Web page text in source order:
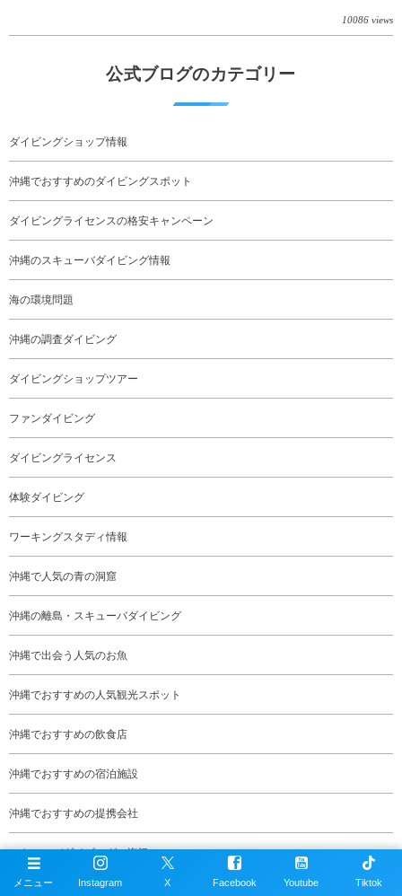
10086 views
公式ブログのカテゴリー
ダイビングショップ情報
沖縄でおすすめのダイビングスポット
ダイビングライセンスの格安キャンペーン
沖縄のスキューバダイビング情報
海の環境問題
沖縄の調査ダイビング
ダイビングショップツアー
ファンダイビング
ダイビングライセンス
体験ダイビング
ワーキングスタディ情報
沖縄で人気の青の洞窟
沖縄の離島・スキューバダイビング
沖縄で出会う人気のお魚
沖縄でおすすめの人気観光スポット
沖縄でおすすめの飲食店
沖縄でおすすめの宿泊施設
沖縄でおすすめの提携会社
スキューバダイビングの海況
メニュー Instagram X Facebook Youtube Tiktok